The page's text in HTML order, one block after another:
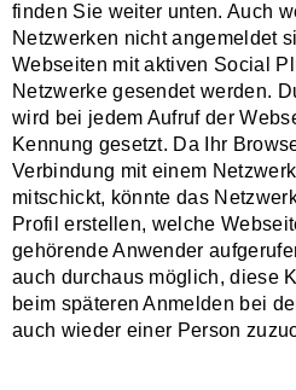
finden Sie weiter unten. Auch
Netzwerken nicht angemeldet
Webseiten mit aktiven Social
Netzwerke gesendet werden.
wird bei jedem Aufruf der
Kennung gesetzt. Da Ihr
Verbindung mit einem
mitschickt, könnte das
Profil erstellen, welche
gehörende Anwender
auch durchaus möglich, diese
beim späteren Anmelden bei
auch wieder einer Person